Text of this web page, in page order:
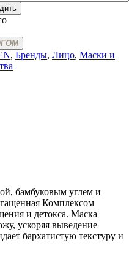
, Бренды, Лицо, Маски и
бамбуковым углем и
Комплексом
и детокса. Маска
ускоряя выведение
бархатистую текстуру и